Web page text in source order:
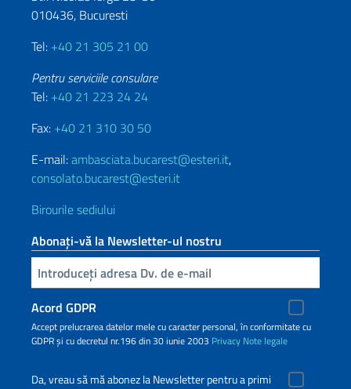
010436, Bucuresti
Tel: +40 21 305 21 00
Pentru serviciile consulare
Tel: +40 21 223 24 24
Fax: +40 21 310 30 50
E-mail:ambasciata.bucarest@esteri.it,
consolato.bucarest@esteri.it
Birourile sediului
Abonați-vă la Newsletter-ul nostru
Inserisci la tua email
Acord GDPR
Accept prelucrarea datelor mele cu caracter personal, în conformitate cu
GDPR și cu decretul nr.196 din 30 iunie 2003 Privacy Note legale
Da, vreau să mă abonez la Newsletter pentru a primi